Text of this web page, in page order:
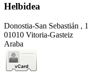
Helbidea
Donostia-San Sebastián , 1
01010 Vitoria-Gasteiz
Araba